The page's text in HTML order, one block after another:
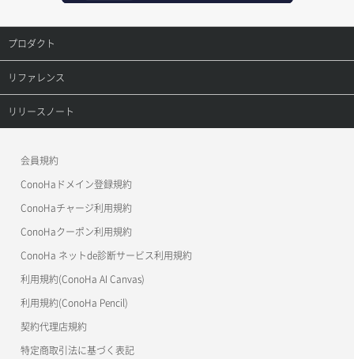
ロール作成
ロール削除
ロール更新
ボリューム削除
ボリューム更新
ボリューム詳細一覧取得
自動バックアップ有効化
サーバープラン一覧取得
サーバープラン変更
サーバープラン詳細一覧取得
サーバープラン詳細取得
サーバーメタデータ取得
サーバーメタデータ更新（ネームタグ変更）
サーバー一覧取得
サーバー作成
サーバー再構築（OS再インストール）
ネットワーク一覧取得
ネットワーク作成（ローカルネットワーク用）
ネットワーク削除（ローカルネットワーク用）
ネットワーク詳細取得
ポート一覧取得
ポート作成（ローカルネットワーク用）
メンバー更新
メンバー詳細取得
メンバー追加
リスナー作成
リスナー削除
リスナー更新
リスナー詳細取得
オブジェクト複製
オブジェクト詳細取得
コンテナ一覧取得
コンテナ作成
コンテナ削除
ラージオブジェクトアップロード(DLO)
一時的Web公開
レコード更新
レコード詳細取得
プロダクト
プロダクトトップ
ConoHa VPS(Ver.3.0)
ConoHa for GAME
リファレンス
リファレンストップ
OpenStack CLI
Terraform
s3cmd
公開API(ConoHa VPS Ver.2.0)
リリースノート
会員規約
ConoHaドメイン登録規約
ConoHaチャージ利用規約
ConoHaクーポン利用規約
ConoHa ネットde診断サービス利用規約
利用規約(ConoHa AI Canvas)
利用規約(ConoHa Pencil)
契約代理店規約
特定商取引法に基づく表記